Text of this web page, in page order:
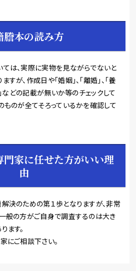
謄本の読み方
は、実際に実物を見ながらでないと
が、作成日や「婚姻」、「離婚」、「養
」などの記載が無いか等のチェックして
ものが全てそろっているかを確認して
家に任せた方がいい理
由
決のための第１歩となりますが、非常
般の方がご自身で調査するのは大き
ます。
にご相談下さい。